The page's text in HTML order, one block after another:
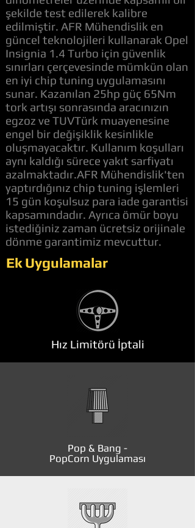
şekilde test edilerek kalibre
edilmiştir. AFR Mühendislik en
güncel teknolojileri kullanarak Opel
Insignia 1.4 Turbo için güvenlik
sınırları çerçevesinde mümkün olan
en iyi chip tuning uygulamasını
sunar. Kazanılan 25hp güç 65Nm
tork artışı sonrasında aracınızın
egzoz ve TUVTürk muayenesine
engel bir değişiklik kesinlikle
oluşmayacaktır. Kullanım koşulları
aynı kaldığı sürece yakıt sarfiyatı
azalmaktadır.AFR Mühendislik'ten
yaptırdığınız chip tuning işlemleri
15 gün koşulsuz para iade garantisi
kapsamındadır. Ayrıca ömür boyu
istediğiniz zaman ücretsiz orijinale
dönme garantimiz mevcuttur.
Ek Uygulamalar
Hız Limitörü İptali
Pop & Bang -
PopCorn Uygulaması